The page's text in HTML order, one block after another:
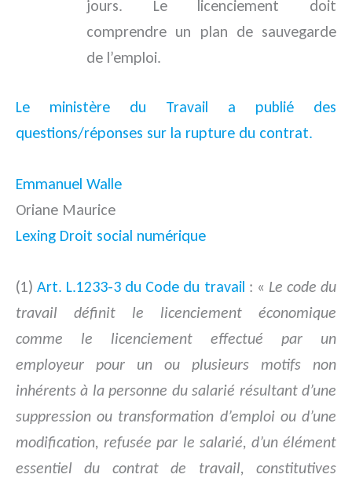
jours. Le licenciement doit
comprendre un plan de sauvegarde
de l’emploi.
Le ministère du Travail a publié des
questions/réponses sur la rupture du contrat.
Emmanuel Walle
Oriane Maurice
Lexing Droit social numérique
(1)Art. L.1233-3 du Code du travail : « Le code du
travail définit le licenciement économique
comme le licenciement effectué par un
employeur pour un ou plusieurs motifs non
inhérents à la personne du salarié résultant d’une
suppression ou transformation d’emploi ou d’une
modification, refusée par le salarié, d’un élément
essentiel du contrat de travail, constitutives